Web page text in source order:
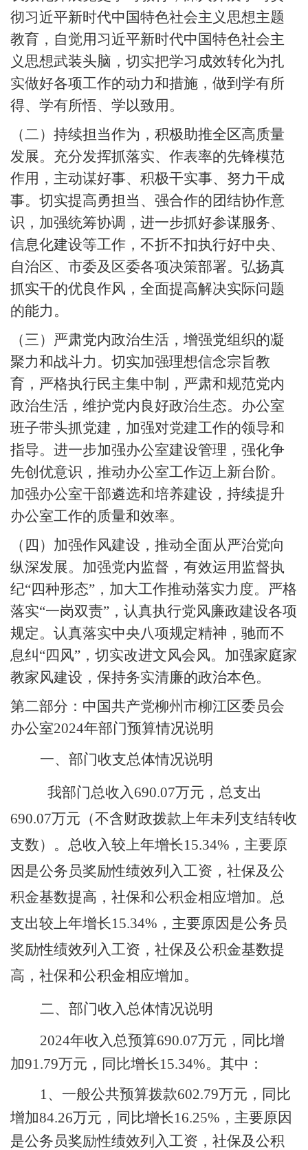
彻习近平新时代中国特色社会主义思想主题
教育，自觉用习近平新时代中国特色社会主
义思想武装头脑，切实把学习成效转化为扎
实做好各项工作的动力和措施，做到学有所
得、学有所悟、学以致用。
（二）持续担当作为，积极助推全区高质量
发展。充分发挥抓落实、作表率的先锋模范
作用，主动谋好事、积极干实事、努力干成
事。切实提高勇担当、强合作的团结协作意
识，加强统筹协调，进一步抓好参谋服务、
信息化建设等工作，不折不扣执行好中央、
自治区、市委及区委各项决策部署。弘扬真
抓实干的优良作风，全面提高解决实际问题
的能力。
（三）严肃党内政治生活，增强党组织的凝
聚力和战斗力。切实加强理想信念宗旨教
育，严格执行民主集中制，严肃和规范党内
政治生活，维护党内良好政治生态。办公室
班子带头抓党建，加强对党建工作的领导和
指导。进一步加强办公室建设管理，强化争
先创优意识，推动办公室工作迈上新台阶。
加强办公室干部遴选和培养建设，持续提升
办公室工作的质量和效率。
（四）加强作风建设，推动全面从严治党向
纵深发展。加强党内监督，有效运用监督执
纪“四种形态”，加大工作推动落实力度。严格
落实“一岗双责”，认真执行党风廉政建设各项
规定。认真落实中央八项规定精神，驰而不
息纠“四风”，切实改进文风会风。加强家庭家
教家风建设，保持务实清廉的政治本色。
第二部分： 中国共产党柳州市柳江区委员会
办公室2024年部门预算情况说明
一、部门收支总体情况说明
我部门总收入690.07万元，总支出
690.07万元（不含财政拨款上年未列支结转收
支数）。总收入较上年增长15.34%，主要原
因是公务员奖励性绩效列入工资，社保及公
积金基数提高，社保和公积金相应增加。总
支出较上年增长15.34%，主要原因是公务员
奖励性绩效列入工资，社保及公积金基数提
高，社保和公积金相应增加。
二、部门收入总体情况说明
2024年收入总预算690.07万元，同比增
加91.79万元，同比增长15.34%。其中：
1、一般公共预算拨款602.79万元，同比
增加84.26万元，同比增长16.25%，主要原因
是公务员奖励性绩效列入工资，社保及公积